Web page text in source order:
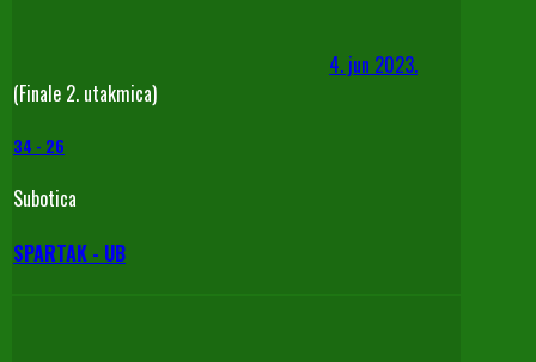
4. jun 2023.
(Finale 2. utakmica)
34 - 26
Subotica
SPARTAK - UB